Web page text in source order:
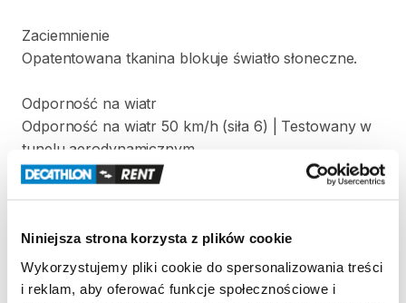
Niniejsza strona korzysta z plików cookie
Wykorzystujemy pliki cookie do spersonalizowania treści
i reklam, aby oferować funkcje społecznościowe i
Zaciemnienie
Opatentowana tkanina blokuje światło słoneczne.
Odporność na wiatr
Odporność na wiatr 50 km​/​h (siła 6) Testowany w
tunelu aerodynamicznym
Podłoga ＞ 2400 mm.
Łatwość
transportu